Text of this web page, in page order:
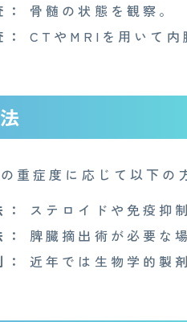
骨髄の状態を観察。
CTやMRIを用いて内
重症度に応じて以下の
ステロイドや免疫抑
脾臓摘出術が必要な
近年では生物学的製
針